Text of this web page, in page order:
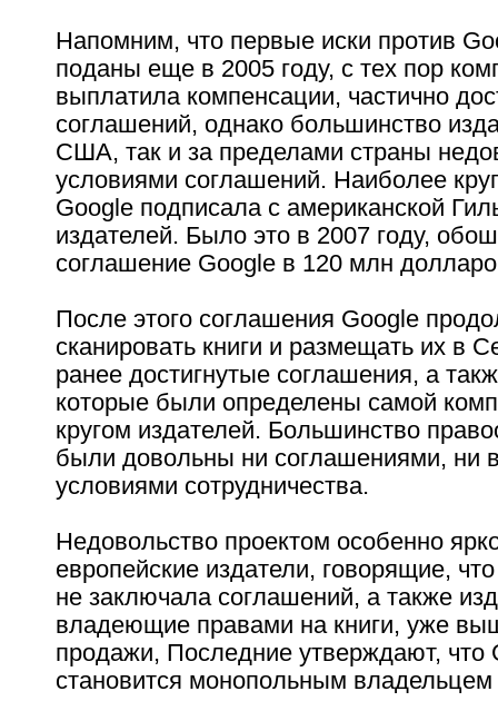
Напомним, что первые иски против
поданы еще в 2005 году, с тех пор
выплатила компенсации, частично
соглашений, однако большинство
США, так и за пределами страны
условиями соглашений. Наиболее
Google подписала с американской
издателей. Было это в 2007 году,
соглашение Google в 120 млн
После этого соглашения Google
сканировать книги и размещать их в
ранее достигнутые соглашения, а
которые были определены самой
кругом издателей. Большинство
были довольны ни соглашениями, ни
условиями сотрудничества.
Недовольство проектом особенно
европейские издатели, говорящие,
не заключала соглашений, а также
владеющие правами на книги, уже
продажи, Последние утверждают, что
становится монопольным владельцем